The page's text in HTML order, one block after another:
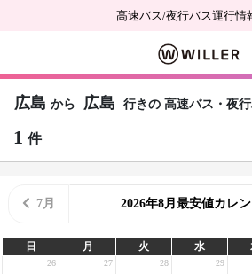
高速バス/夜行バス運行情
広島 から 広島 行きの 高速バス・夜
1 件
7月 2026年8月最安値カレ
日 月 火 水
26 27 28 29